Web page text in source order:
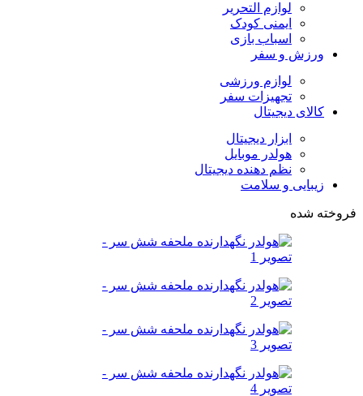
لوازم التحریر
ایمنی کودک
اسباب بازی
ورزش و سفر
لوازم ورزشی
تجهیزات سفر
کالای دیجیتال
ابزار دیجیتال
هولدر موبایل
نظم دهنده دیجیتال
زیبایی و سلامت
فروخته شده